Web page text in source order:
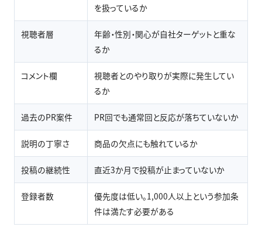
を扱っているか
視聴者層
年齢・性別・関心が自社ターゲットと重な
るか
コメント欄
視聴者とのやり取りが実際に発生してい
るか
過去のPR案件 PR回でも通常回と反応が落ちていないか
説明の丁寧さ 商品の欠点にも触れているか
投稿の継続性 直近3か月で投稿が止まっていないか
登録者数
優先度は低い。1,000人以上という参加条
件は満たす必要がある